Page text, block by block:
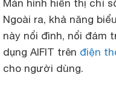
Màn hình hiển thị chỉ
Ngoài ra, khả năng
này nổi đình, nổi đám
dụng AIFIT trên điện
cho người dùng.